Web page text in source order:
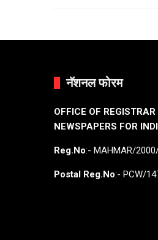
नॅशनल फोरम
OFFICE OF REGISTRAR
NEWSPAPERS FOR
Reg.No:- MAHMAR/
Postal Reg.No:- PCW/